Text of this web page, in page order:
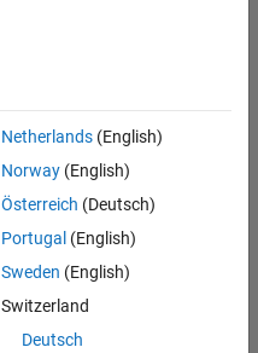
Netherlands(English)
Norway(English)
Österreich (Deutsch)
Portugal (English)
Sweden (English)
Switzerland
Deutsch